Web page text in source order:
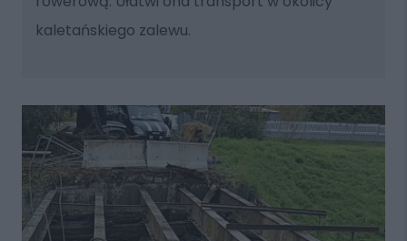
kaletańskiego zalewu.